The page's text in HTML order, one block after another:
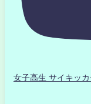
女子高生 サイキッカ